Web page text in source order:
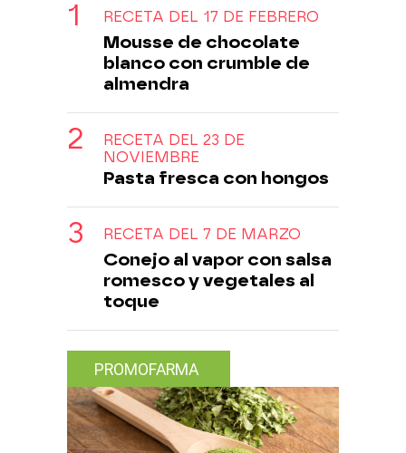
RECETA DEL 17 DE FEBRERO
Mousse de chocolate
blanco con crumble de
almendra
RECETA DEL 23 DE
NOVIEMBRE
Pasta fresca con hongos
RECETA DEL 7 DE MARZO
Conejo al vapor con salsa
romesco y vegetales al
toque
PROMOFARMA